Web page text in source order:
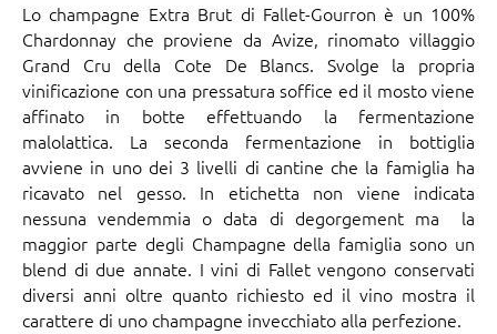
Lo champagne Extra Brut di Fallet-Gourron è un 100%
Chardonnay che proviene da Avize, rinomato villaggio
Grand Cru della Cote De Blancs. Svolge la propria
vinificazione con una pressatura soffice ed il mosto viene
affinato in botte effettuando la fermentazione
malolattica. La seconda fermentazione in bottiglia
avviene in uno dei 3 livelli di cantine che la famiglia ha
ricavato nel gesso. In etichetta non viene indicata
nessuna vendemmia o data di degorgement ma la
maggior parte degli Champagne della famiglia sono un
blend di due annate. I vini di Fallet vengono conservati
diversi anni oltre quanto richiesto ed il vino mostra il
carattere di uno champagne invecchiato alla perfezione.